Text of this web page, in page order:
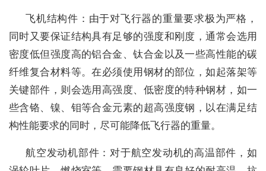
飞机结构件：由于对飞行器的重量要求极为严格，
同时又要保证结构具有足够的强度和刚度，通常会选用
密度低但强度高的铝合金、钛合金以及一些高性能的碳
纤维复合材料等。在必须使用钢材的部位，如起落架等
关键部件，则会选用高强度、低密度的特种钢材，如一
些含铬、镍、钼等合金元素的超高强度钢，以在满足结
构性能要求的同时，尽可能降低飞行器的重量。
航空发动机部件：对于航空发动机的高温部件，如